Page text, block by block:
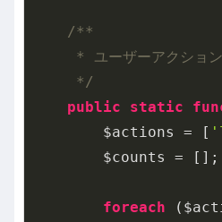
/**
* ユーザーアクション
     */
public
static
        $actions = [
        $counts = [];
foreach